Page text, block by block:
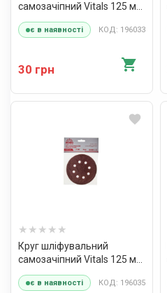
самозачіпний Vitals 125 мм,
8 отв., з. – 40, 5 од.
є в наявності КОД: 196033
30 грн
Круг шліфувальний
самозачіпний Vitals 125 мм,
8 отв., з. – 80, 5 од.
є в наявності КОД: 196035